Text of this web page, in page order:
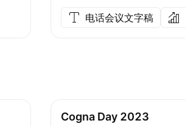
电话会议文字稿
Cogna Day 2023